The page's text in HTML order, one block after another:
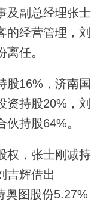
及副总经理张士
的经营管理，刘
任。
股16%，济南国
资持股20%，刘
持股64%。
权，张士刚减持
吉辉借出
奥图股份5.27%